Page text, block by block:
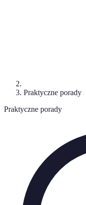
Praktyczne porady
Praktyczne porady